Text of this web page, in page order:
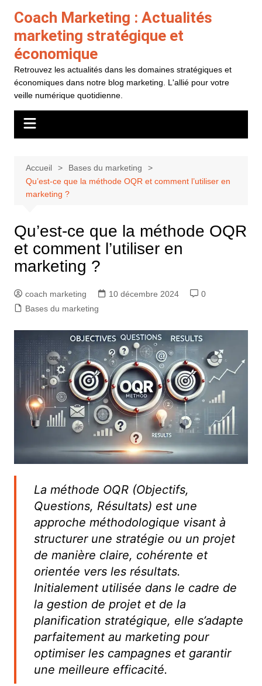
contenu
Coach Marketing : Actualités
marketing stratégique et
économique
Retrouvez les actualités dans les domaines stratégiques et
économiques dans notre blog marketing. L'allié pour votre
veille numérique quotidienne.
Accueil
Bases du marketing
Qu’est-ce que la méthode OQR et comment l’utiliser en
marketing ?
Qu’est-ce que la méthode OQR
et comment l’utiliser en
marketing ?
coach marketing 10 décembre 2024
0
Bases du marketing
La méthode OQR (Objectifs,
Questions, Résultats) est une
approche méthodologique visant à
structurer une stratégie ou un projet
de manière claire, cohérente et
orientée vers les résultats.
Initialement utilisée dans le cadre de
la gestion de projet et de la
planification stratégique, elle s’adapte
parfaitement au marketing pour
optimiser les campagnes et garantir
une meilleure efficacité.